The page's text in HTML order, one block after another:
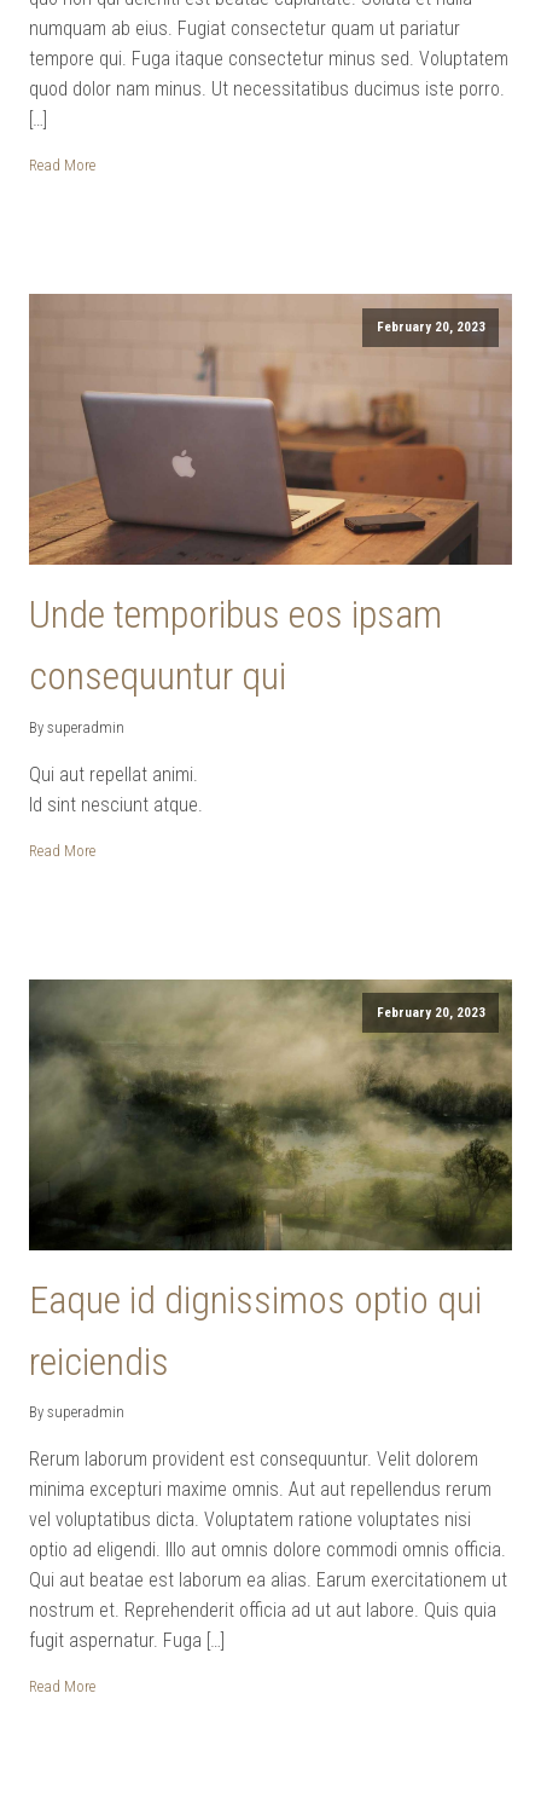
numquam ab eius. Fugiat consectetur quam ut pariatur
tempore qui. Fuga itaque consectetur minus sed. Voluptatem
quod dolor nam minus. Ut necessitatibus ducimus iste porro.
[…]
Read More
February 20, 2023
Unde temporibus eos ipsam
consequuntur qui
By superadmin
Qui aut repellat animi.
Id sint nesciunt atque.
Read More
February 20, 2023
Eaque id dignissimos optio qui
reiciendis
By superadmin
Rerum laborum provident est consequuntur. Velit dolorem
minima excepturi maxime omnis. Aut aut repellendus rerum
vel voluptatibus dicta. Voluptatem ratione voluptates nisi
optio ad eligendi. Illo aut omnis dolore commodi omnis officia.
Qui aut beatae est laborum ea alias. Earum exercitationem ut
nostrum et. Reprehenderit officia ad ut aut labore. Quis quia
fugit aspernatur. Fuga […]
Read More